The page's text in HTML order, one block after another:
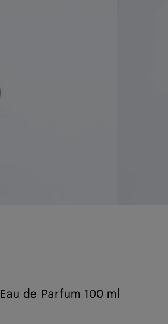
de Parfum 100 ml